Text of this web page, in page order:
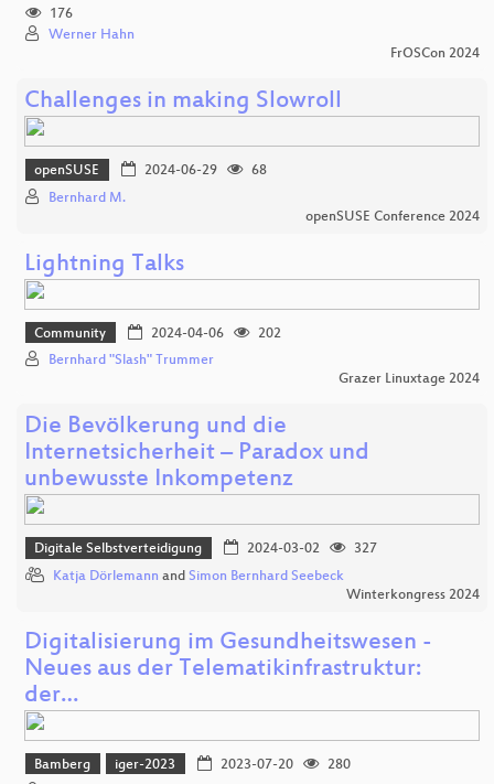
176
Werner Hahn
FrOSCon 2024
Challenges in making Slowroll
openSUSE 2024-06-29
68
Bernhard M.
openSUSE Conference 2024
Lightning Talks
Community 2024-04-06
202
Bernhard "Slash" Trummer
Grazer Linuxtage 2024
Die Bevölkerung und die
Internetsicherheit – Paradox und
unbewusste Inkompetenz
Digitale Selbstverteidigung 2024-03-02
327
Katja Dörlemann and Simon Bernhard Seebeck
Winterkongress 2024
Digitalisierung im Gesundheitswesen -
Neues aus der Telematikinfrastruktur:
der…
Bamberg iger-2023 2023-07-20 280